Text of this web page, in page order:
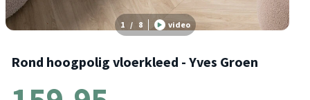
1 / 8 video
Rond hoogpolig vloerkleed - Yves Groen